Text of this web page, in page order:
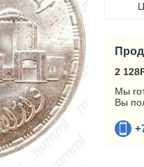
2 128
Мы
Вы